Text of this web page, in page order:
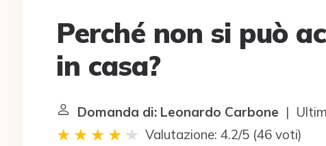
Perché non si può
in casa?
Domanda di: Leonardo Carbone |
Valutazione: 4.2/5 (46 voti)